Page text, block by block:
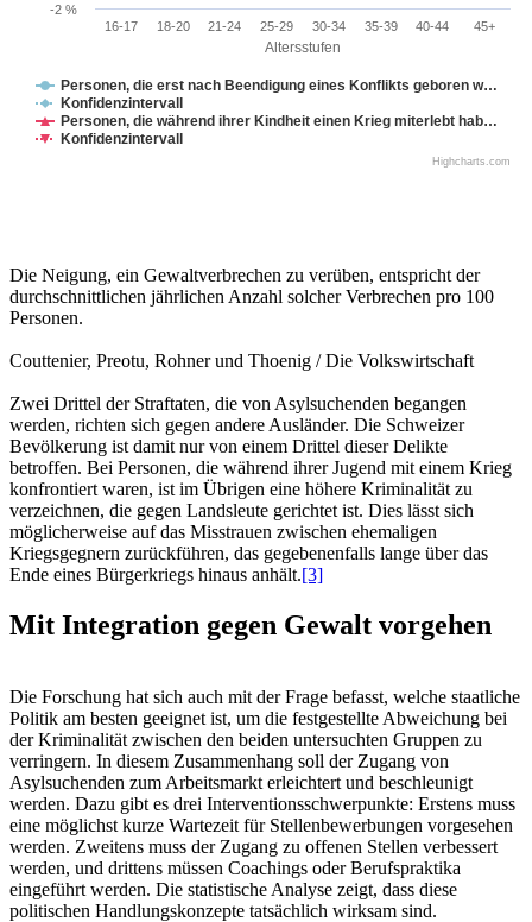
Altersstufen
Personen, die erst nach Beendigung eines Konflikts geboren w…
Konfidenzintervall
Personen, die während ihrer Kindheit einen Krieg miterlebt hab…
Konfidenzintervall
16-17 18-20 21-24 25-29 30-34 35-39 40-44 45+
-2 %
Highcharts.com
Die Neigung, ein Gewaltverbrechen zu verüben, entspricht der
durchschnittlichen jährlichen Anzahl solcher Verbrechen pro 100
Personen.
Couttenier, Preotu, Rohner und Thoenig / Die Volkswirtschaft
Zwei Drittel der Straftaten, die von Asylsuchenden begangen
werden, richten sich gegen andere Ausländer. Die Schweizer
Bevölkerung ist damit nur von einem Drittel dieser Delikte
betroffen. Bei Personen, die während ihrer Jugend mit einem Krieg
konfrontiert waren, ist im Übrigen eine höhere Kriminalität zu
verzeichnen, die gegen Landsleute gerichtet ist. Dies lässt sich
möglicherweise auf das Misstrauen zwischen ehemaligen
Kriegsgegnern zurückführen, das gegebenenfalls lange über das
Ende eines Bürgerkriegs hinaus anhält.[3]
Mit Integration gegen Gewalt vorgehen
Die Forschung hat sich auch mit der Frage befasst, welche staatliche
Politik am besten geeignet ist, um die festgestellte Abweichung bei
der Kriminalität zwischen den beiden untersuchten Gruppen zu
verringern. In diesem Zusammenhang soll der Zugang von
Asylsuchenden zum Arbeitsmarkt erleichtert und beschleunigt
werden. Dazu gibt es drei Interventionsschwerpunkte: Erstens muss
eine möglichst kurze Wartezeit für Stellenbewerbungen vorgesehen
werden. Zweitens muss der Zugang zu offenen Stellen verbessert
werden, und drittens müssen Coachings oder Berufspraktika
eingeführt werden. Die statistische Analyse zeigt, dass diese
politischen Handlungskonzepte tatsächlich wirksam sind.